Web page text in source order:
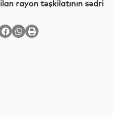
rayon təşkilatının sədri